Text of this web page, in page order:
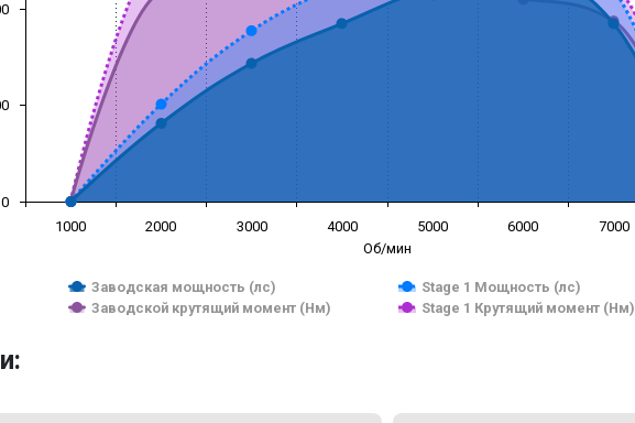
Об/мин
Заводская мощность (лс)
Stage 1 Мощность (лс)
Заводской крутящий момент (Нм)
Stage 1 Крутящий момент (Нм)
1000 2000 3000 4000 5000 6000 7000
0